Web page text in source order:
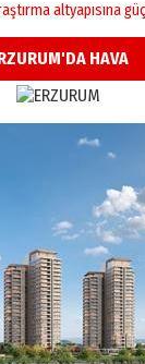
güçlü onay
HAVA